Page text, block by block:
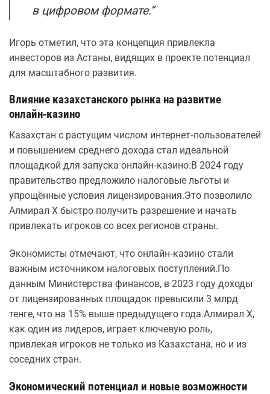
в цифровом формате.”
Игорь отметил, что эта концепция привлекла
инвесторов из Астаны, видящих в проекте потенциал
для масштабного развития.
Влияние казахстанского рынка на развитие
онлайн‑казино
Казахстан с растущим числом интернет‑пользователей
и повышением среднего дохода стал идеальной
площадкой для запуска онлайн‑казино.В 2024 году
правительство предложило налоговые льготы и
упрощённые условия лицензирования.Это позволило
Алмирал Х быстро получить разрешение и начать
привлекать игроков со всех регионов страны.
Экономисты отмечают, что онлайн‑казино стали
важным источником налоговых поступлений.По
данным Министерства финансов, в 2023 году доходы
от лицензированных площадок превысили 3 млрд
тенге, что на 15% выше предыдущего года.Алмирал Х,
как один из лидеров, играет ключевую роль,
привлекая игроков не только из Казахстана, но и из
соседних стран.
Экономический потенциал и новые возможности